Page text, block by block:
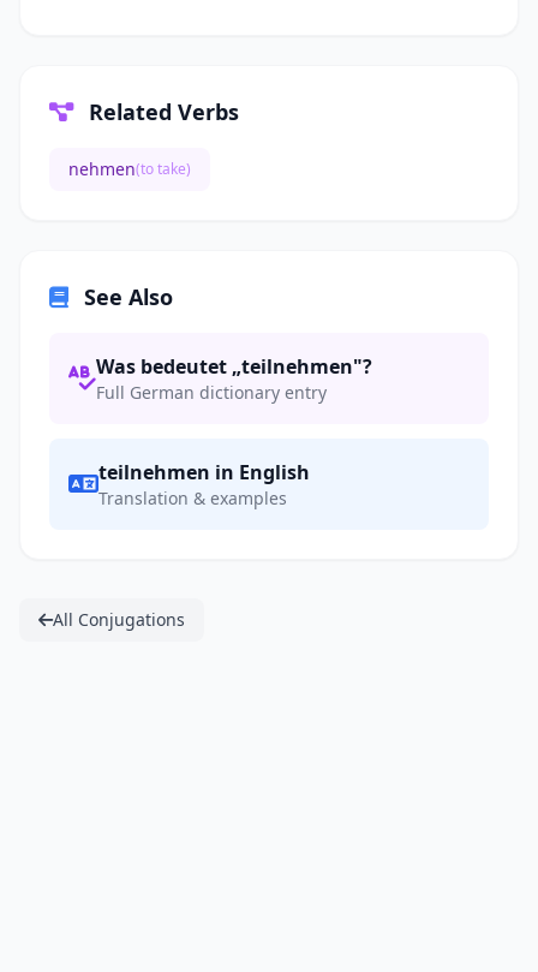
Related Verbs
nehmen(to take)
See Also
Was bedeutet „teilnehmen"?
Full German dictionary entry
teilnehmen in English
Translation & examples
All Conjugations